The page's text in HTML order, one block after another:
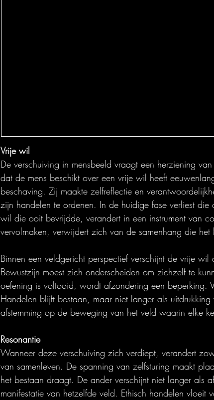
Vrije wil
De verschuiving in mensbeeld vraagt een herziening
dat de mens beschikt over een vrije wil heeft
beschaving. Zij maakte zelfreflectie en
zijn handelen te ordenen. In de huidige fase verliest
wil die ooit bevrijdde, verandert in een instrument van
vervolmaken, verwijdert zich van de samenhang die
Binnen een veldgericht perspectief verschijnt de vrije
Bewustzijn moest zich onderscheiden om zichzelf te
oefening is voltooid, wordt afzondering een beperking.
Handelen blijft bestaan, maar niet langer als
afstemming op de beweging van het veld waarin elke
Resonantie
Wanneer deze verschuiving zich verdiept, verandert
van samenleven. De spanning van zelfsturing maakt
het bestaan draagt. De ander verschijnt niet langer als
manifestatie van hetzelfde veld. Ethisch handelen vloeit